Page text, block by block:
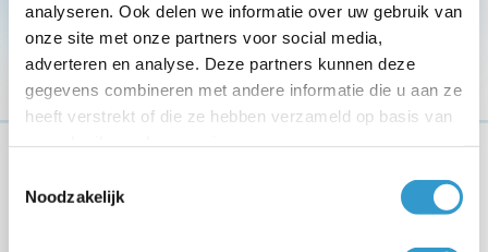
analyseren. Ook delen we informatie over uw gebruik van
onze site met onze partners voor social media,
adverteren en analyse. Deze partners kunnen deze
gegevens combineren met andere informatie die u aan ze
heeft verstrekt of die ze hebben verzameld op basis van
Noodzakelijk
FINANCIEEL INZICHT